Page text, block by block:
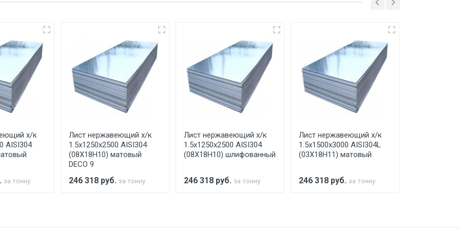
Центральный проезд 27. Погрузка производится только в открытую машину. Ручная
в размере, установленном поставщиком.
обязан обеспечить подъезные пути для разгружаемого а/м. На разгрузку автомобиля
индивидуально.
х/к
AISI304
за тонну
Лист нержавеющий х/к
1.5х1250х2500 AISI304
(08Х18Н10) матовый
DECO 9
246 318 руб. за тонну
Лист нержавеющий х/к
1.5х1250х2500 AISI304
(08Х18Н10) шлифованный
246 318 руб. за тонну
Лист нержавеющий х/к
1.5х1500х3000 AISI304L
(03Х18Н11) матовый
246 318 руб. за тонну